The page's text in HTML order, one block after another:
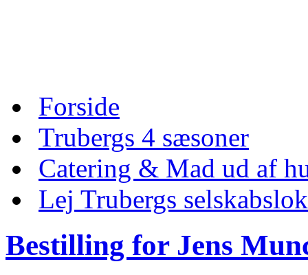
to
Forside
Trubergs 4 sæsoner
Catering & Mad ud af
Lej Trubergs
Bestilling for Jens